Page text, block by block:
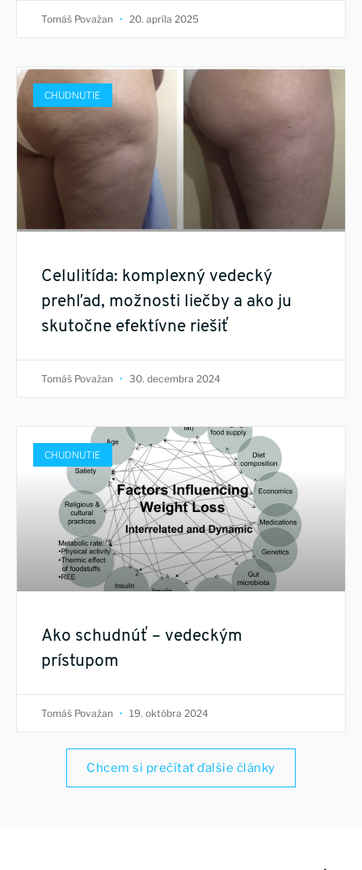
Tomáš Považan 20. apríla 2025
CHUDNUTIE
Celulitída: komplexný vedecký
prehľad, možnosti liečby a ako ju
skutočne efektívne riešiť
Tomáš Považan 30. decembra 2024
CHUDNUTIE
Ako schudnúť – vedeckým
prístupom
Tomáš Považan 19. októbra 2024
Chcem si prečítať ďalšie články